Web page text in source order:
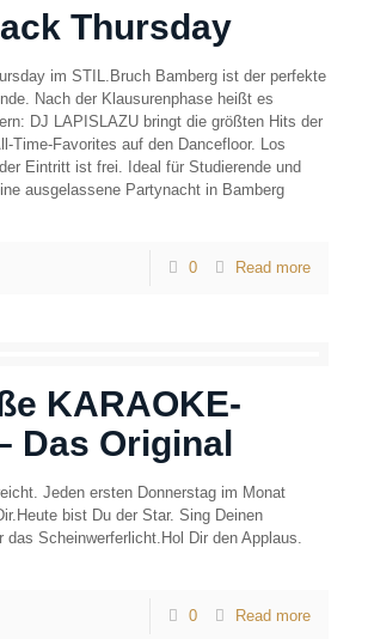
Thursday
im STIL.Bruch Bamberg ist der perfekte
Nach der Klausurenphase heißt es
DJ LAPISLAZU bringt die größten Hits der
Time-Favorites auf den Dancefloor. Los
Eintritt ist frei. Ideal für Studierende und
ausgelassene Partynacht in Bamberg
0 Read more
KARAOKE-
Das Original
Jeden ersten Donnerstag im Monat
bist Du der Star. Sing Deinen
das Scheinwerferlicht.Hol Dir den Applaus.
0 Read more